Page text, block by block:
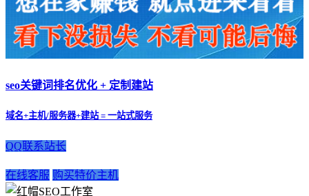
seo关键词排名优化 + 定制建站
域名+主机/服务器+建站 = 一站式服务
QQ联系站长
在线客服 购买特价主机